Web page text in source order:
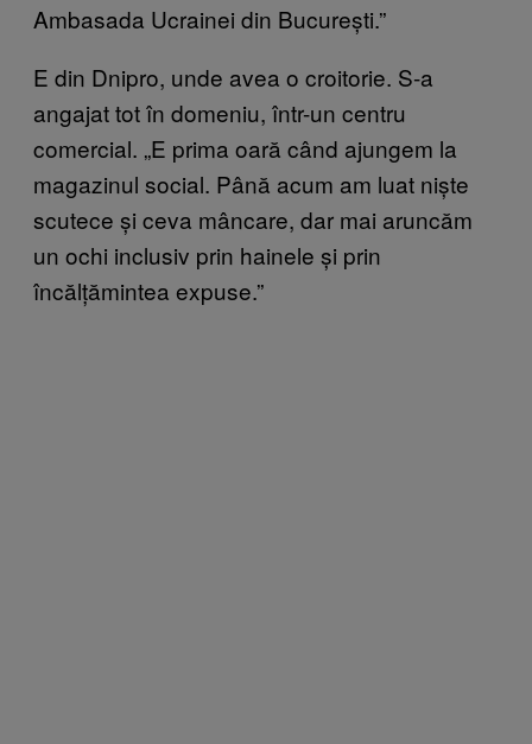
Ambasada Ucrainei din București.”
E din Dnipro, unde avea o croitorie. S-a
angajat tot în domeniu, într-un centru
comercial. „E prima oară când ajungem la
magazinul social. Până acum am luat niște
scutece și ceva mâncare, dar mai aruncăm
un ochi inclusiv prin hainele și prin
încălțămintea expuse.”